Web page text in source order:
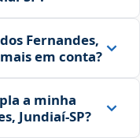
Fernandes,
em conta?
a minha
Jundiaí‑SP?